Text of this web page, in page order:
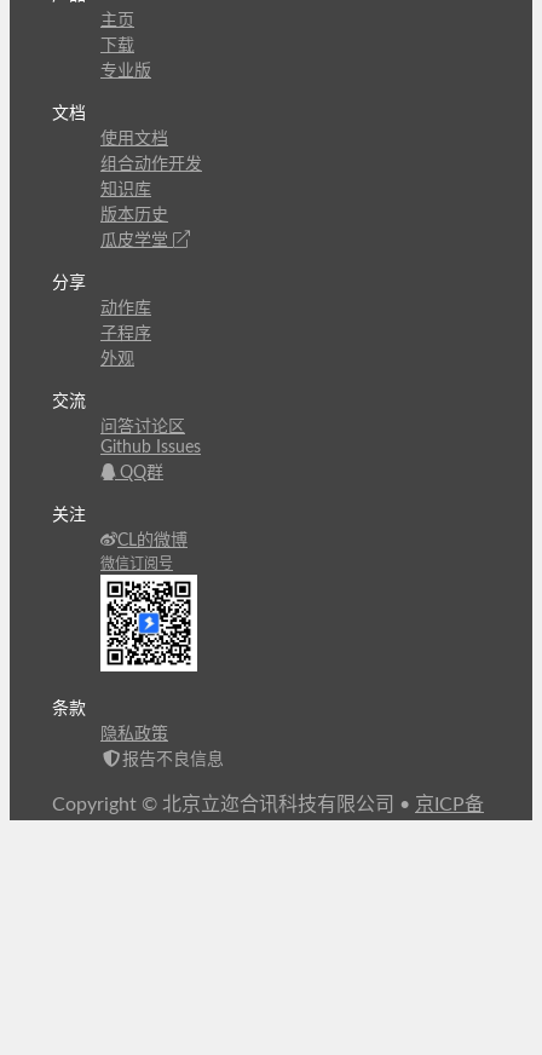
主页
下载
专业版
文档
使用文档
组合动作开发
知识库
版本历史
瓜皮学堂
分享
动作库
子程序
外观
交流
问答讨论区
Github Issues
QQ群
关注
CL的微博
微信订阅号
条款
隐私政策
报告不良信息
Copyright © 北京立迩合讯科技有限公司 • 京ICP备